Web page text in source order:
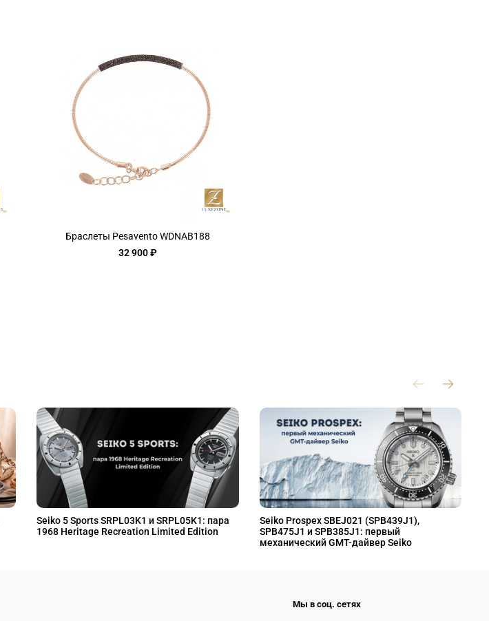
Браслеты Pesavento WDNAB188
32 900 ₽
Seiko 5 Sports SRPL03K1 и SRPL05K1: пара
1968 Heritage Recreation Limited Edition
Seiko Prospex SBEJ021 (SPB439J1),
SPB475J1 и SPB385J1: первый
механический GMT-дайвер Seiko
Мы в соц. сетях